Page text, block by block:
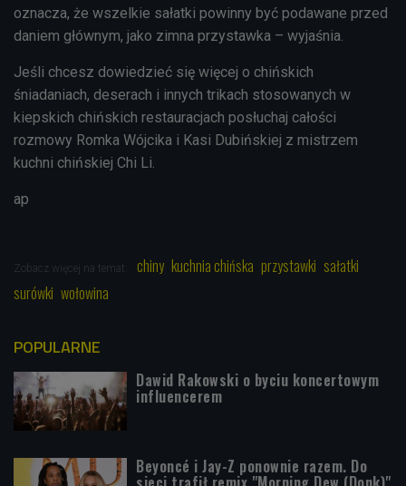
oznacza, że wszelkie sałatki powinny być podawane przed
daniem głównym, jako zimna przystawka – wyjaśnia.
Jeśli chcesz dowiedzieć się więcej o chińskich
śniadaniach, deserach i innych trikach stosowanych w
kiepskich chińskich restauracjach posłuchaj całości
rozmowy Romka Wójcika i Kasi Dubińskiej z mistrzem
kuchni chińskiej Chi Li.
ap
Zobacz więcej na temat: chiny kuchnia chińska przystawki sałatki
surówki wołowina
POPULARNE
Dawid Rakowski o byciu koncertowym
influencerem
Beyoncé i Jay-Z ponownie razem. Do